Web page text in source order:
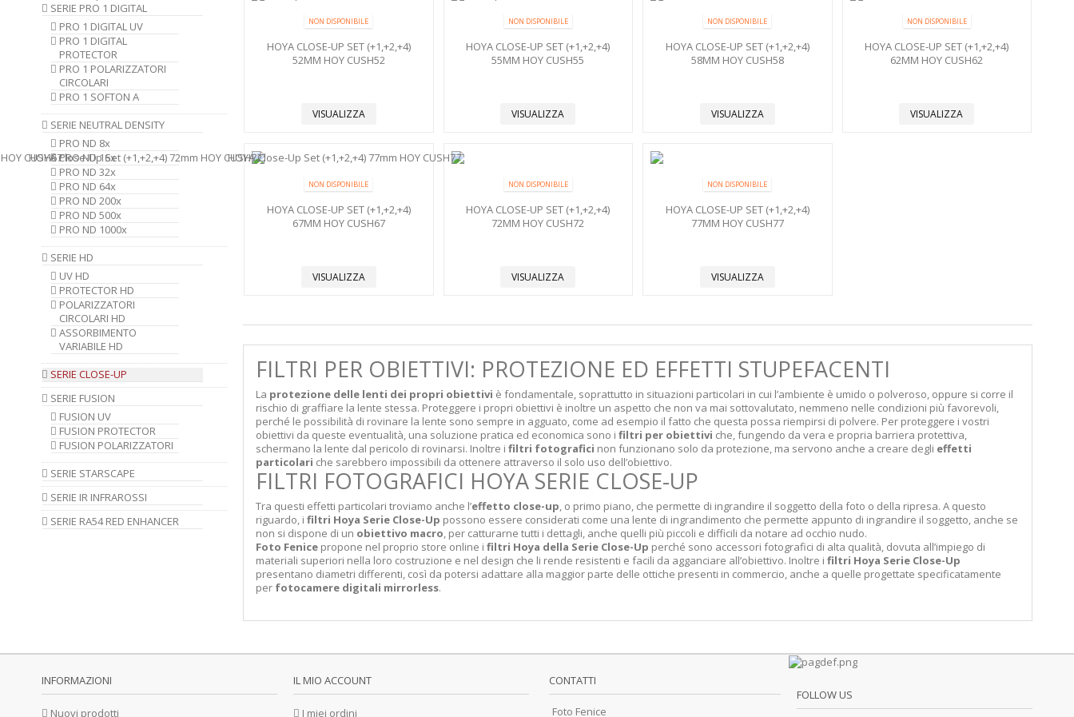
NON DISPONIBILE
HOYA CLOSE-UP SET (+1,+2,+4)
52MM HOY CUSH52
VISUALIZZA
NON DISPONIBILE
HOYA CLOSE-UP SET (+1,+2,+4)
55MM HOY CUSH55
VISUALIZZA
NON DISPONIBILE
HOYA CLOSE-UP SET (+1,+2,+4)
58MM HOY CUSH58
VISUALIZZA
NON DISPONIBILE
HOYA CLOSE-UP SET (+1,+2,+4)
62MM HOY CUSH62
VISUALIZZA
NON DISPONIBILE
HOYA CLOSE-UP SET (+1,+2,+4)
67MM HOY CUSH67
VISUALIZZA
NON DISPONIBILE
HOYA CLOSE-UP SET (+1,+2,+4)
72MM HOY CUSH72
VISUALIZZA
NON DISPONIBILE
HOYA CLOSE-UP SET (+1,+2,+4)
77MM HOY CUSH77
VISUALIZZA
FILTRI PER OBIETTIVI: PROTEZIONE ED EFFETTI STUPEFACENTI
La protezione delle lenti dei propri obiettivi è fondamentale, soprattutto in situazioni particolari in cui l’ambiente è umido o polveroso, oppure si corre il
rischio di graffiare la lente stessa. Proteggere i propri obiettivi è inoltre un aspetto che non va mai sottovalutato, nemmeno nelle condizioni più favorevoli,
perché le possibilità di rovinare la lente sono sempre in agguato, come ad esempio il fatto che questa possa riempirsi di polvere. Per proteggere i vostri
obiettivi da queste eventualità, una soluzione pratica ed economica sono i filtri per obiettivi che, fungendo da vera e propria barriera protettiva,
schermano la lente dal pericolo di rovinarsi. Inoltre i filtri fotografici non funzionano solo da protezione, ma servono anche a creare degli effetti
particolari che sarebbero impossibili da ottenere attraverso il solo uso dell’obiettivo.
FILTRI FOTOGRAFICI HOYA SERIE CLOSE-UP
Tra questi effetti particolari troviamo anche l’effetto close-up, o primo piano, che permette di ingrandire il soggetto della foto o della ripresa. A questo
riguardo, i filtri Hoya Serie Close-Up possono essere considerati come una lente di ingrandimento che permette appunto di ingrandire il soggetto, anche se
non si dispone di un obiettivo macro, per catturarne tutti i dettagli, anche quelli più piccoli e difficili da notare ad occhio nudo.
Foto Fenice propone nel proprio store online i filtri Hoya della Serie Close-Up perché sono accessori fotografici di alta qualità, dovuta all’impiego di
materiali superiori nella loro costruzione e nel design che li rende resistenti e facili da agganciare all’obiettivo. Inoltre i filtri Hoya Serie Close-Up
presentano diametri differenti, così da potersi adattare alla maggior parte delle ottiche presenti in commercio, anche a quelle progettate specificatamente
per fotocamere digitali mirrorless.
SERIE PRO 1 DIGITAL
PRO 1 DIGITAL UV
PRO 1 DIGITAL
PROTECTOR
PRO 1 POLARIZZATORI
CIRCOLARI
PRO 1 SOFTON A
SERIE NEUTRAL DENSITY
PRO ND 8x
PRO ND 16x
PRO ND 32x
PRO ND 64x
PRO ND 200x
PRO ND 500x
PRO ND 1000x
SERIE HD
UV HD
PROTECTOR HD
POLARIZZATORI
CIRCOLARI HD
ASSORBIMENTO
VARIABILE HD
SERIE CLOSE-UP
SERIE FUSION
FUSION UV
FUSION PROTECTOR
FUSION POLARIZZATORI
SERIE STARSCAPE
SERIE IR INFRAROSSI
SERIE RA54 RED ENHANCER
INFORMAZIONI
Nuovi prodotti
IL MIO ACCOUNT
I miei ordini
CONTATTI
Foto Fenice
FOLLOW US